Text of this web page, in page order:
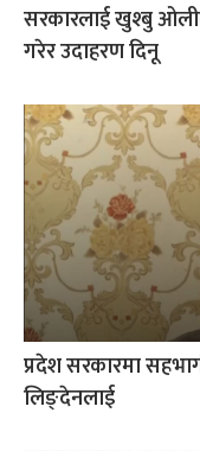
सरकारलाई खुश्बु
गरेर उदाहरण दिनू
प्रदेश सरकारमा
लिङ्देनलाई